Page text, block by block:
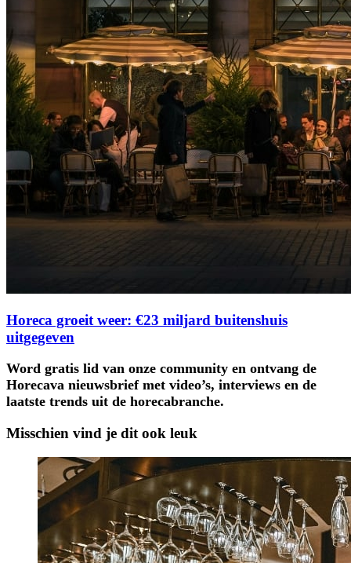
Horeca groeit weer: €23 miljard buitenshuis
uitgegeven
Word gratis lid van onze community en ontvang de
Horecava nieuwsbrief met video’s, interviews en de
laatste trends uit de horecabranche.
Misschien vind je dit ook leuk